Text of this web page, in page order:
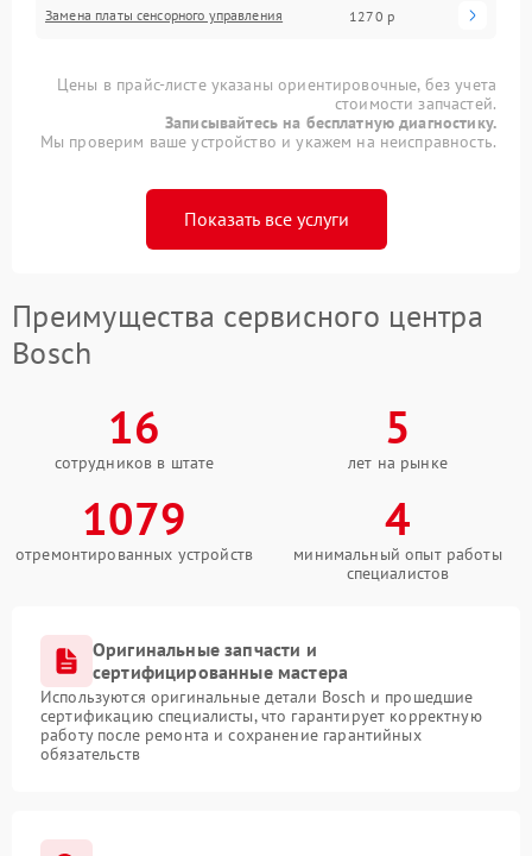
Замена платы сенсорного управления 1270 р
Цены в прайс-листе указаны ориентировочные, без учета
стоимости запчастей.
Записывайтесь на бесплатную диагностику.
Мы проверим ваше устройство и укажем на неисправность.
Показать все услуги
Преимущества сервисного центра
Bosch
16
сотрудников в штате
5
лет на рынке
1079
отремонтированных устройств
4
минимальный опыт работы
специалистов
Оригинальные запчасти и
сертифицированные мастера
Используются оригинальные детали Bosch и прошедшие
сертификацию специалисты, что гарантирует корректную
работу после ремонта и сохранение гарантийных
обязательств